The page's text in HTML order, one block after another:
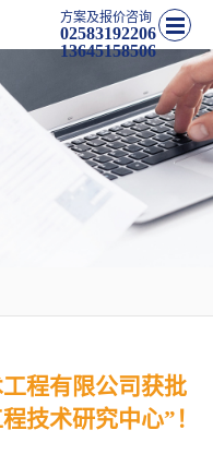
方案及报价咨询
02583192206
13645158506
程有限公司获批
技术研究中心”！